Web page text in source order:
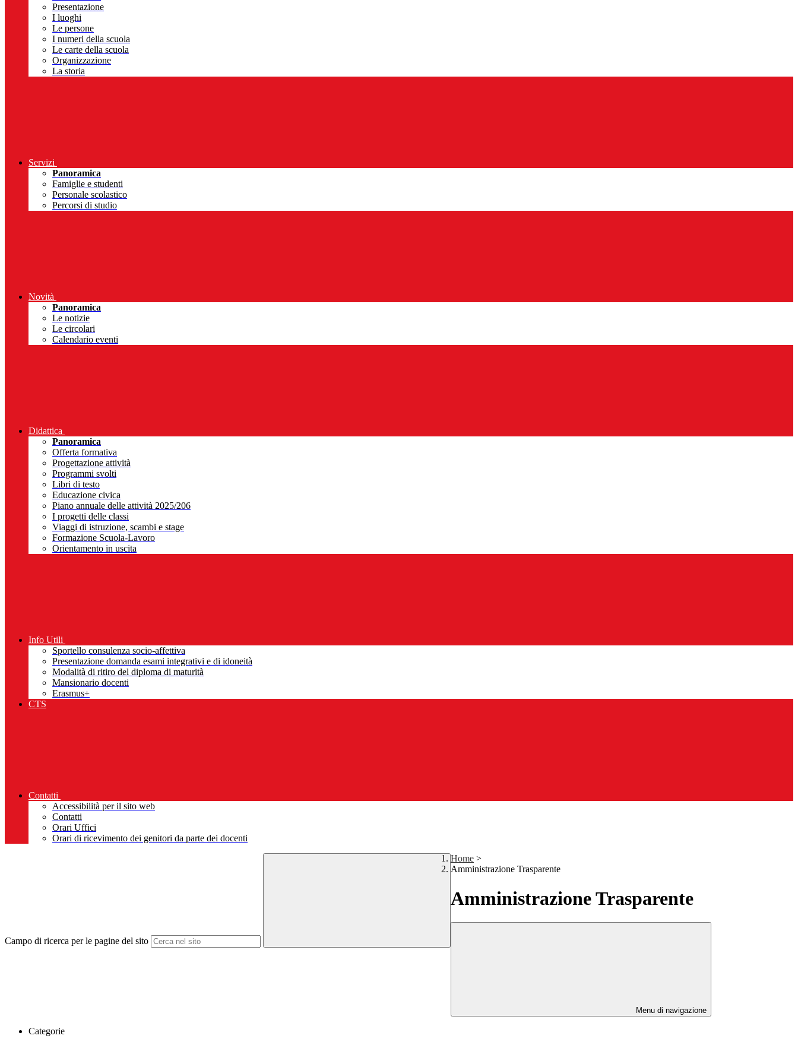
Presentazione
I luoghi
Le persone
I numeri della scuola
Le carte della scuola
Organizzazione
La storia
Servizi
Panoramica
Famiglie e studenti
Personale scolastico
Percorsi di studio
Novità
Panoramica
Le notizie
Le circolari
Calendario eventi
Didattica
Panoramica
Offerta formativa
Progettazione attività
Programmi svolti
Libri di testo
Educazione civica
Piano annuale delle attività 2025/206
I progetti delle classi
Viaggi di istruzione, scambi e stage
Formazione Scuola-Lavoro
Orientamento in uscita
Info Utili
Sportello consulenza socio-affettiva
Presentazione domanda esami integrativi e di idoneità
Modalità di ritiro del diploma di maturità
Mansionario docenti
Erasmus+
CTS
Contatti
Accessibilità per il sito web
Contatti
Orari Uffici
Orari di ricevimento dei genitori da parte dei docenti
Campo di ricerca per le pagine del sito
Home >
Amministrazione Trasparente
Amministrazione Trasparente
Menu di navigazione
Categorie